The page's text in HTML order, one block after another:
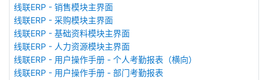
线联ERP - 销售模块主界面
线联ERP - 采购模块主界面
线联ERP - 基础资料模块主界面
线联ERP - 人力资源模块主界面
线联ERP - 用户操作手册 - 个人考勤报表（横向）
线联ERP - 用户操作手册 - 部门考勤报表